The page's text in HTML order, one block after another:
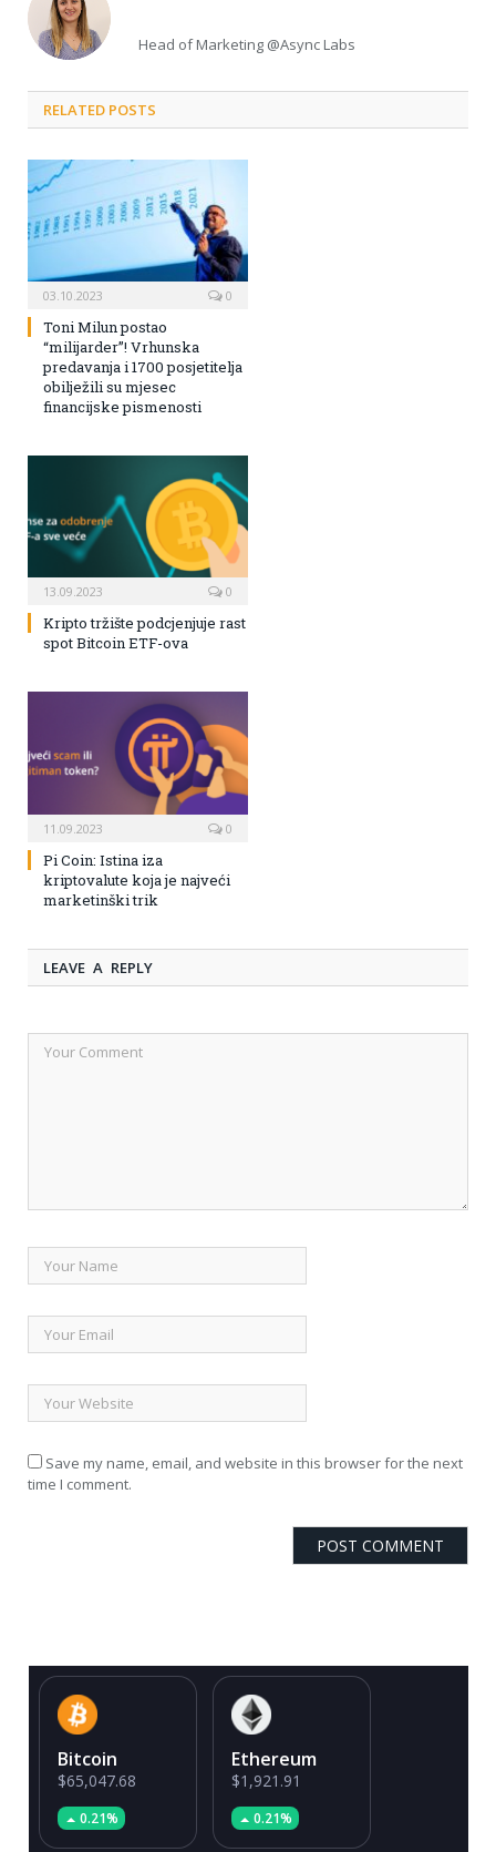
Head of Marketing @Async Labs
RELATED POSTS
03.10.2023 0
Toni Milun postao
“milijarder”! Vrhunska
predavanja i 1700 posjetitelja
obilježili su mjesec
financijske pismenosti
13.09.2023 0
Kripto tržište podcjenjuje rast
spot Bitcoin ETF-ova
11.09.2023 0
Pi Coin: Istina iza
kriptovalute koja je najveći
marketinški trik
LEAVE A REPLY
Save my name, email, and website in this browser for the next
time I comment.
Bitcoin
$65,047.68
0.21%
Ethereum
$1,921.91
0.21%